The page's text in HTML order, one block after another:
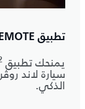
تطبيق REMOTE
يمنحك تطبيق Remote
سيارة لاند
الذكي.